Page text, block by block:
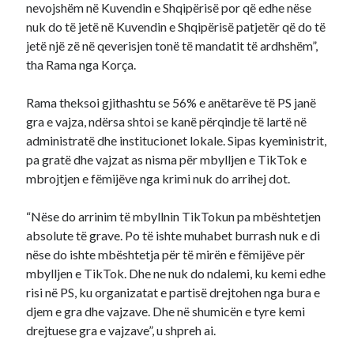
nevojshëm në Kuvendin e Shqipërisë por që edhe nëse
nuk do të jetë në Kuvendin e Shqipërisë patjetër që do të
jetë një zë në qeverisjen tonë të mandatit të ardhshëm”,
tha Rama nga Korça.
Rama theksoi gjithashtu se 56% e anëtarëve të PS janë
gra e vajza, ndërsa shtoi se kanë përqindje të lartë në
administratë dhe institucionet lokale. Sipas kyeministrit,
pa gratë dhe vajzat as nisma për mbylljen e TikTok e
mbrojtjen e fëmijëve nga krimi nuk do arrihej dot.
“Nëse do arrinim të mbyllnin TikTokun pa mbështetjen
absolute të grave. Po të ishte muhabet burrash nuk e di
nëse do ishte mbështetja për të mirën e fëmijëve për
mbylljen e TikTok. Dhe ne nuk do ndalemi, ku kemi edhe
risi në PS, ku organizatat e partisë drejtohen nga bura e
djem e gra dhe vajzave. Dhe në shumicën e tyre kemi
drejtuese gra e vajzave”, u shpreh ai.